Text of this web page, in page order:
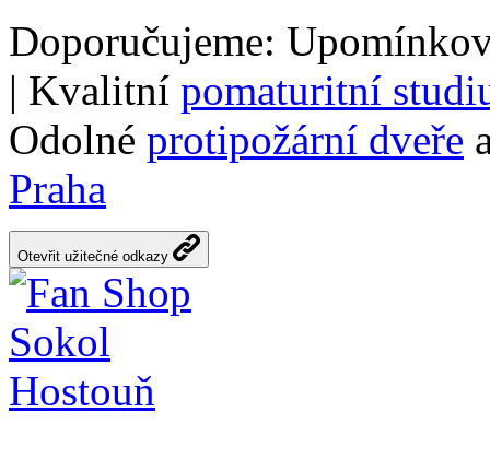
Doporučujeme:
| Kvalitní pomaturitní
Odolné protipožární dveře
Praha
Otevřit užitečné odkazy